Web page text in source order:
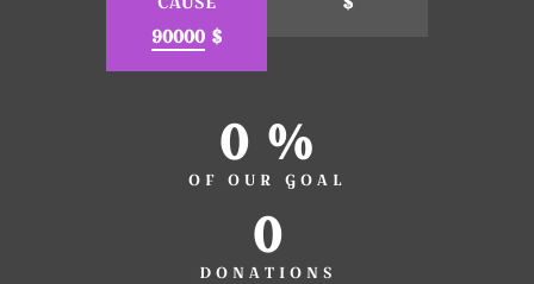
90000$
0 %
OF OUR GOAL
0
DONATIONS